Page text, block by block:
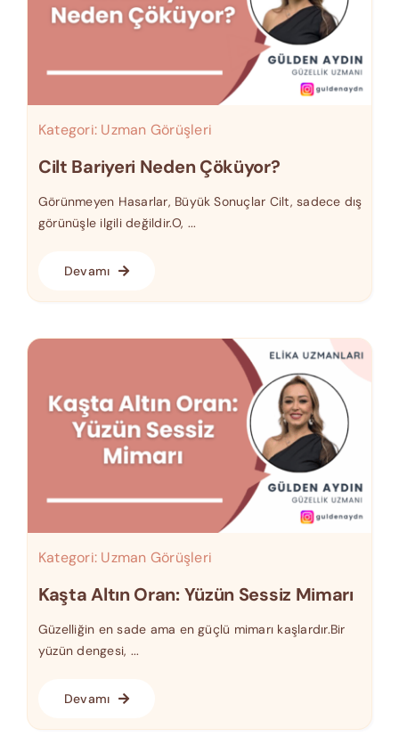
Kategori: Uzman Görüşleri
Cilt Bariyeri Neden Çöküyor?
Görünmeyen Hasarlar, Büyük Sonuçlar Cilt, sadece dış
görünüşle ilgili değildir.O, ...
Devamı
Kategori: Uzman Görüşleri
Kaşta Altın Oran: Yüzün Sessiz Mimarı
Güzelliğin en sade ama en güçlü mimarı kaşlardır.Bir
yüzün dengesi, ...
Devamı